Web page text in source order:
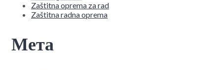
Zaštitna oprema za rad
Zaštitna radna oprema
Мета